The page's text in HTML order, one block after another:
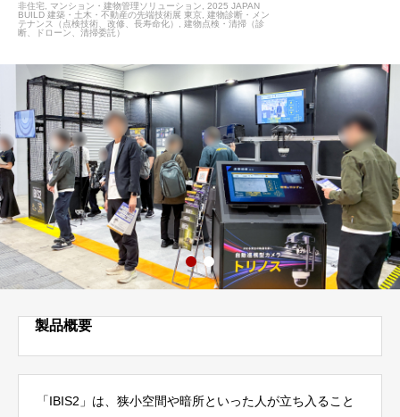
非住宅 マンション・建物管理ソリューション
2025 JAPAN
BUILD 建築・土木・不動産の先端技術展 東京 建物診断・メン
テナンス（点検技術、改修、長寿命化）
建物点検・清掃（診
断、ドローン、清掃委託）
製品概要
「IBIS2」は、狭小空間や暗所といった人が立ち入ること